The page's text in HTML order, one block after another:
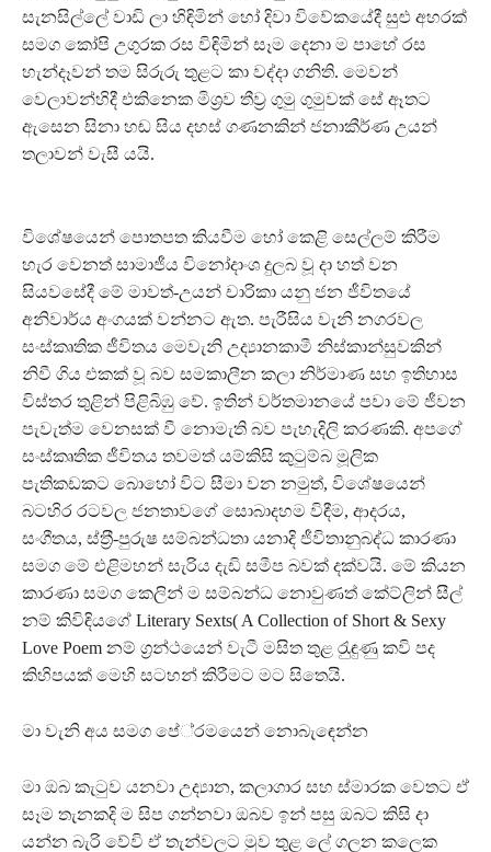
සැනසිල්ලේ වාඩි ලා හිඳිමින් හෝ දිවා විවේකයේදී සුළු අහරක්
සමග කෝපි උගුරක රස විඳිමින් සෑම දෙනා ම පාහේ රස
හැන්දෑවන් තම සිරුරු තුළට කා වද්දා ගනිති. මෙවන්
වෙලාවන්හිදී එකිනෙක මිශ‍්‍රව තීව‍්‍ර ගුමු ගුමුවක් සේ ඈතට
ඇසෙන සිනා හඬ සිය දහස් ගණනකින් ජනාකීර්ණ උයන්
තලාවන් වැසී යයි.
විශේෂයෙන් පොතපත කියවීම හෝ කෙළි සෙල්ලම් කිරීම
හැර වෙනත් සාමාජීය විනෝදාංශ දුලබ වූ දා හත් වන
සියවසේදී මේ මාවත්-උයන් චාරිකා යනු ජන ජීවිතයේ
අනිවාර්ය අංගයක් වන්නට ඇත. පැරීසිය වැනි නගරවල
සංස්කෘතික ජීවිතය මෙවැනි උද්‍යානකාමී නිස්කාන්සුවකින්
නිවී ගිය එකක් වූ බව සමකාලීන කලා නිර්මාණ සහ ඉතිහාස
විස්තර තුළින් පිළිබිඹු වේ. ඉතින් වර්තමානයේ පවා මේ ජීවන
පැවැත්ම වෙනසක් වී නොමැති බව පැහැදිලි කරණකි. අපගේ
සංස්කෘතික ජීවිතය තවමත් යම්කිසි කුටුම්බ මූලික
පැතිකඩකට බොහෝ විට සීමා වන නමුත්, විශේෂයෙන්
බටහිර රටවල ජනතාවගේ සොබාදහම විඳීම, ආදරය,
සංගීතය, ස්ත‍්‍රී-පුරුෂ සම්බන්ධතා යනාදි ජීවිතානුබද්ධ කාරණා
සමග මේ එළිමහන් සැරිය දැඩි සමීප බවක් දක්වයි. මේ කියන
කාරණා සමග කෙලින් ම සම්බන්ධ නොවුණත් කේට්ලින් සීල්
නම් කිවිඳියගේ Literary Sexts( A Collection of Short & Sexy
Love Poem නම් ග‍්‍රන්ථයෙන් වැටී මසිත තුළ රැුඳුණු කවි පද
කිහිපයක් මෙහි සටහන් කිරීමට මට සිතෙයි.
මා වැනි අය සමග පේ‍්‍රමයෙන් නොබැඳෙන්න
මා ඔබ කැටුව යනවා උද්‍යාන, කලාගාර සහ ස්මාරක වෙතට ඒ
සෑම තැනකදි ම සිප ගන්නවා ඔබව ඉන් පසු ඔබට කිසි දා
යන්න බැරි වේවි ඒ තැන්වලට මුව තුළ ලේ ගලන කලෙක